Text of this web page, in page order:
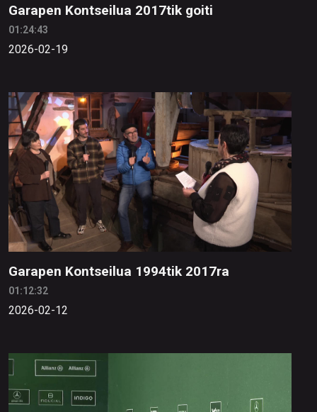
Garapen Kontseilua 2017tik goiti
01:24:43
2026-02-19
Garapen Kontseilua 1994tik 2017ra
01:12:32
2026-02-12